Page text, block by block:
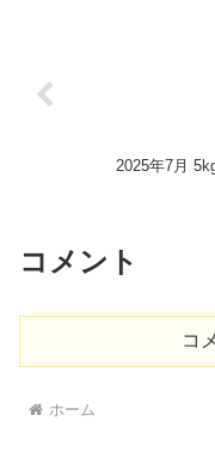
2025年7月
コメント
コ
ホーム